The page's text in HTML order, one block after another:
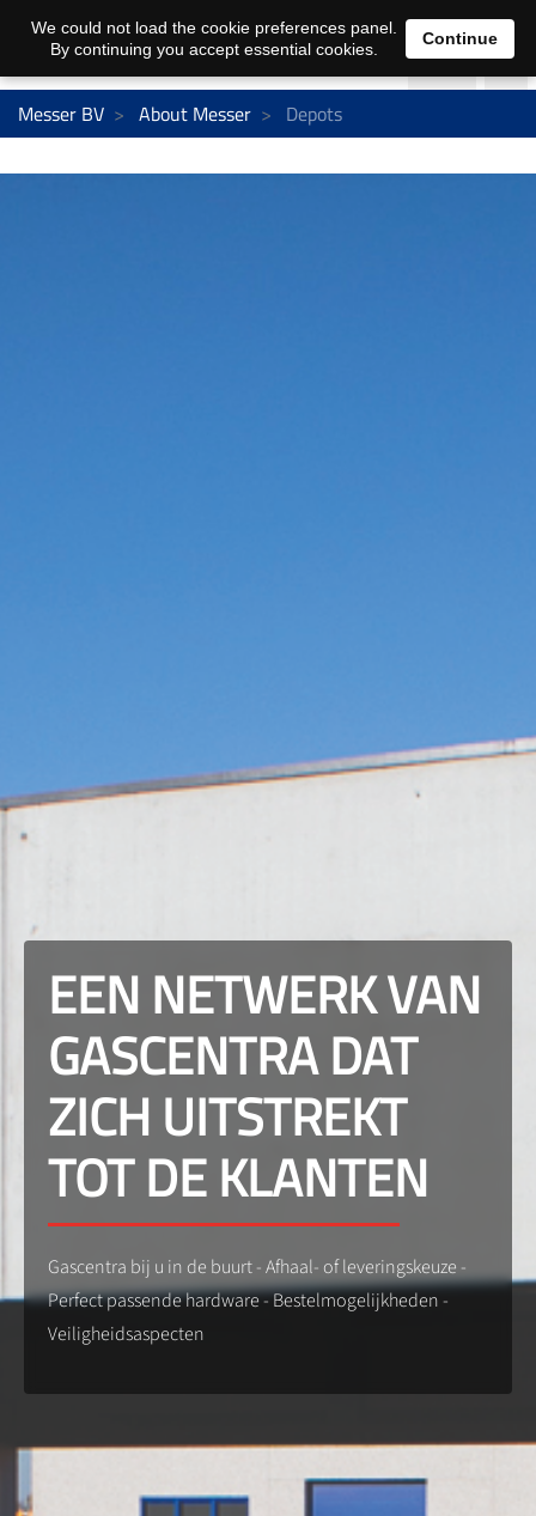
Messer BV About Messer Depots
EEN NETWERK VAN
GASCENTRA DAT
ZICH UITSTREKT
TOT DE KLANTEN
Gascentra bij u in de buurt - Afhaal- of leveringskeuze -
Perfect passende hardware - Bestelmogelijkheden -
Veiligheidsaspecten
We could not load the cookie preferences panel.
By continuing you accept essential cookies.
Continue